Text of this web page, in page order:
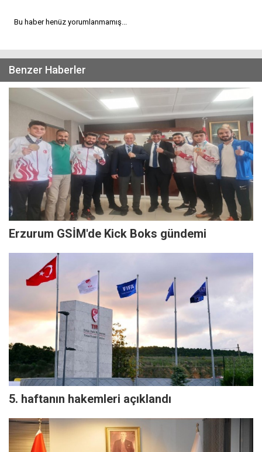
Bu haber henüz yorumlanmamış...
Benzer Haberler
Erzurum GSİM'de Kick Boks gündemi
5. haftanın hakemleri açıklandı